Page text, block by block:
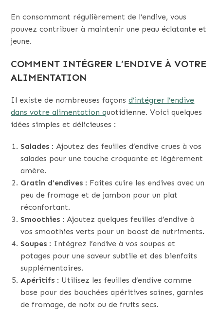
En consommant régulièrement de l’endive, vous
pouvez contribuer à maintenir une peau éclatante et
jeune.
COMMENT INTÉGRER L’ENDIVE À VOTRE
ALIMENTATION
Il existe de nombreuses façonsd’intégrer l’endive
dans votre alimentation quotidienne. Voici quelques
idées simples et délicieuses :
Salades : Ajoutez des feuilles d’endive crues à vos
salades pour une touche croquante et légèrement
amère.
Gratin d’endives : Faites cuire les endives avec un
peu de fromage et de jambon pour un plat
réconfortant.
Smoothies : Ajoutez quelques feuilles d’endive à
vos smoothies verts pour un boost de nutriments.
Soupes : Intégrez l’endive à vos soupes et
potages pour une saveur subtile et des bienfaits
supplémentaires.
Apéritifs : Utilisez les feuilles d’endive comme
base pour des bouchées apéritives saines, garnies
de fromage, de noix ou de fruits secs.